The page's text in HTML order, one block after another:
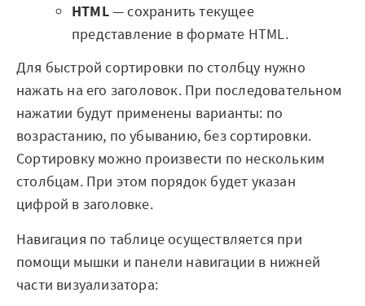
Партнеры
Партнерский портал
Академическая
программа
Новости
Мероприятия
Марафоны
HTML— сохранить текущее
представление в формате HTML.
Для быстрой сортировки по столбцу нужно
нажать на его заголовок. При последовательном
нажатии будут применены варианты: по
возрастанию, по убыванию, без сортировки.
Сортировку можно произвести по нескольким
столбцам. При этом порядок будет указан
цифрой в заголовке.
Навигация по таблице осуществляется при
помощи мышки и панели навигации в нижней
части визуализатора: